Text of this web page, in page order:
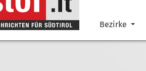
Bezirke